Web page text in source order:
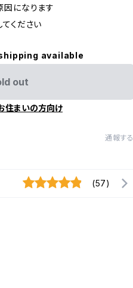
になります
ください
available
out
住まいの方向け
通報する
(57)